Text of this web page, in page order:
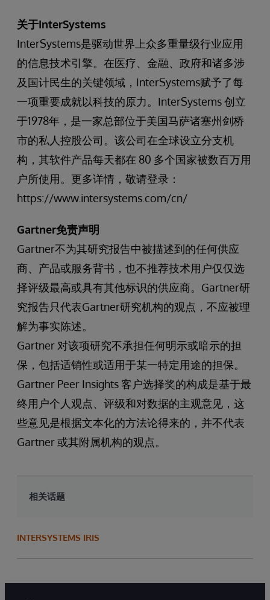
关于InterSystems
InterSystems是驱动世界上众多重量级行业应用
的信息技术引擎。在医疗、金融、政府和诸多涉
及国计民生的关键领域，InterSystems赋予了每
一项重要成就以科技的原力。InterSystems 创立
于1978年，是一家总部位于美国马萨诸塞州剑桥
市的私人控股公司。该公司在全球设立分支机
构，其软件产品每天都在 80 多个国家被数百万用
户所使用。更多详情，敬请登录：
https://www.intersystems.com/cn/
Gartner免责声明
Gartner不为其研究报告中被描述到的任何供应
商、产品或服务背书，也不推荐技术用户仅仅选
择评级最高或具有其他标识的供应商。Gartner研
究报告只代表Gartner研究机构的观点，不应被理
解为事实陈述。
Gartner 对该项研究不承担任何明示或暗示的担
保，包括适销性或适用于某一特定用途的担保。
Gartner Peer Insights 客户选择奖的构成是基于最
终用户个人观点、评级和对数据的主观意见，这
些意见是根据文本化的方法论得来的，并不代表
Gartner 或其附属机构的观点。
相关话题
INTERSYSTEMS IRIS